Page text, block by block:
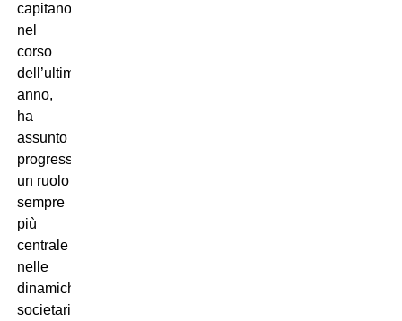
capitano,
nel
corso
dell’ultimo
anno,
ha
assunto
progressivamente
un ruolo
sempre
più
centrale
nelle
dinamiche
societarie.